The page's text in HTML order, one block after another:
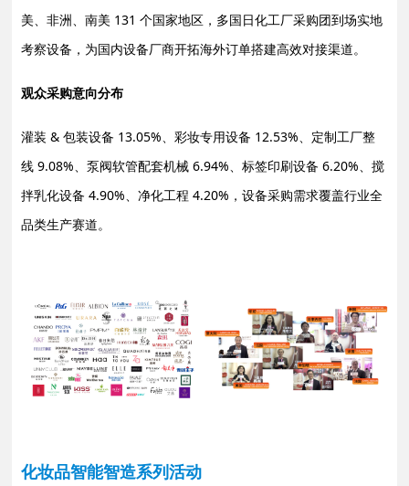
美、非洲、南美 131 个国家地区，多国日化工厂采购团到场实地
考察设备，为国内设备厂商开拓海外订单搭建高效对接渠道。
观众采购意向分布
灌装 & 包装设备 13.05%、彩妆专用设备 12.53%、定制工厂整
线 9.08%、泵阀软管配套机械 6.94%、标签印刷设备 6.20%、搅
拌乳化设备 4.90%、净化工程 4.20%，设备采购需求覆盖行业全
品类生产赛道。
化妆品智能智造系列活动